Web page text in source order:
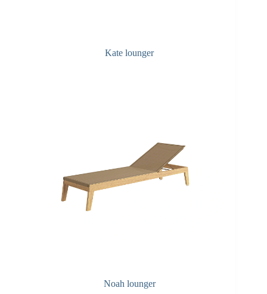
Kate lounger
Noah lounger